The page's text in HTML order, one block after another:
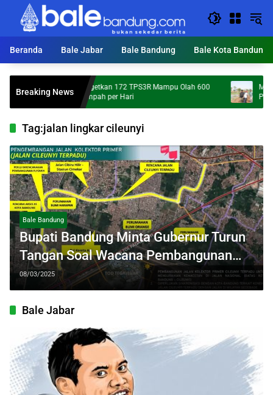
Langsung
konten
Beranda
Bale Jabar Bale Bandung Bale Kota Bandung
Breaking News
KDS Targetkan 172 TPS3R Mampu Olah 600
Ton Sampah per Hari
Mumpung
Tag:jalan lingkar cileunyi
Bale Bandung
Bupati Bandung Minta Gubernur Turun
Tangan Soal Wacana Pembangunan
Jalan Lingkar Cileunyi
08/03/2025
Bale Jabar